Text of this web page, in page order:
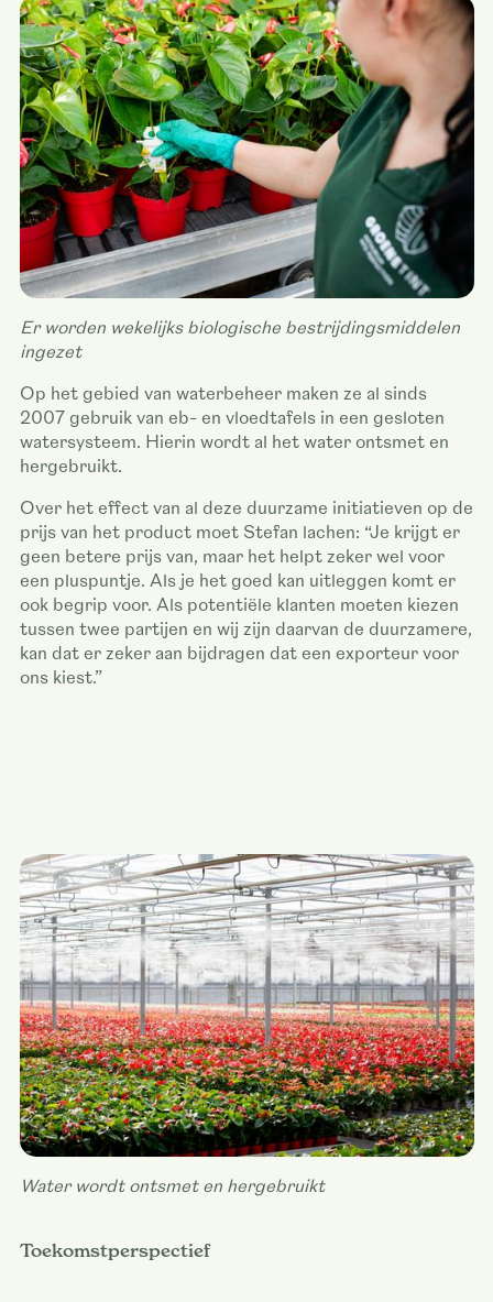
Er worden wekelijks biologische bestrijdingsmiddelen
ingezet
Op het gebied van waterbeheer maken ze al sinds
2007 gebruik van eb- en vloedtafels in een gesloten
watersysteem. Hierin wordt al het water ontsmet en
hergebruikt.
Over het effect van al deze duurzame initiatieven op de
prijs van het product moet Stefan lachen: “Je krijgt er
geen betere prijs van, maar het helpt zeker wel voor
een pluspuntje. Als je het goed kan uitleggen komt er
ook begrip voor. Als potentiële klanten moeten kiezen
tussen twee partijen en wij zijn daarvan de duurzamere,
kan dat er zeker aan bijdragen dat een exporteur voor
ons kiest.”
Water wordt ontsmet en hergebruikt
Toekomstperspectief